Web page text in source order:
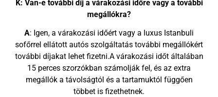
K: Van-e további díj a várakozási időre vagy a további
megállókra?
A: Igen, a várakozási időért vagy a luxus Istanbuli
sofőrrel ellátott autós szolgáltatás további megállókért
további díjakat lehet fizetni.A várakozási időt általában
15 perces szorzókban számolják fel, és az extra
megállók a távolságtól és a tartamuktól függően
többet is fizethetnek.